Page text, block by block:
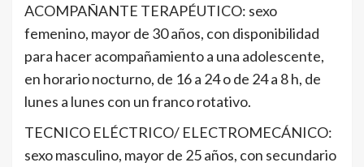
ACOMPAÑANTE TERAPÉUTICO: sexo
femenino, mayor de 30 años, con disponibilidad
para hacer acompañamiento a una adolescente,
en horario nocturno, de 16 a 24 o de 24 a 8 h, de
lunes a lunes con un franco rotativo.
TECNICO ELÉCTRICO/ ELECTROMECÁNICO:
sexo masculino, mayor de 25 años, con secundario